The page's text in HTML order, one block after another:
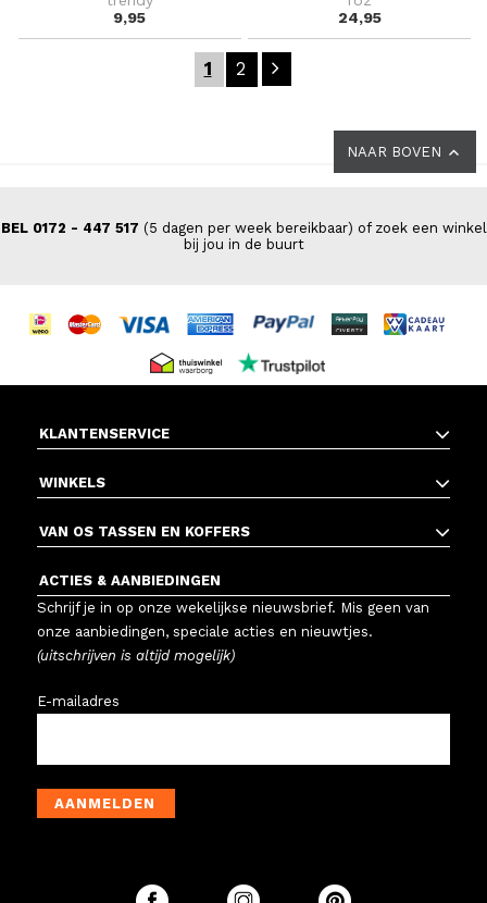
9,95
24,95
1 2
NAAR BOVEN
BEL 0172 - 447 517 (5 dagen per week bereikbaar) of zoek een winkel
bij jou in de buurt
KLANTENSERVICE
WINKELS
VAN OS TASSEN EN KOFFERS
ACTIES & AANBIEDINGEN
Schrijf je in op onze wekelijkse nieuwsbrief. Mis geen van
onze aanbiedingen, speciale acties en nieuwtjes.
(uitschrijven is altijd mogelijk)
E-mailadres
AANMELDEN